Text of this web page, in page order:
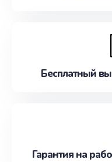
Бесплатный
Гарантия на